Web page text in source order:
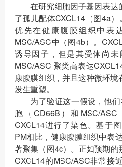
在研究细胞因子基因表达
了孤儿配体CXCL14（图4a
优先在健康腹膜组织中表
MSC/ASC中（图4b）。
诱导因子，但是其受体尚
MSC/ASC 聚类高表达
康腹膜组织，并且这种微环
发生重塑。
为了验证这一假设，他
胞（CD66B）和MSC/
CXCL14进行了染色。基于
PM相比，健康腹膜组织中表
著聚集（图4c）。正如预期
CXCL14的MSC/ASC非常接